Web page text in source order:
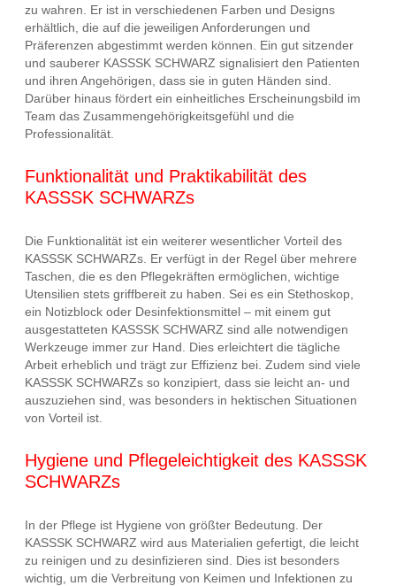
zu wahren. Er ist in verschiedenen Farben und Designs
erhältlich, die auf die jeweiligen Anforderungen und
Präferenzen abgestimmt werden können. Ein gut sitzender
und sauberer KASSSK SCHWARZ signalisiert den Patienten
und ihren Angehörigen, dass sie in guten Händen sind.
Darüber hinaus fördert ein einheitliches Erscheinungsbild im
Team das Zusammengehörigkeitsgefühl und die
Professionalität.
Funktionalität und Praktikabilität des
KASSSK SCHWARZs
Die Funktionalität ist ein weiterer wesentlicher Vorteil des
KASSSK SCHWARZs. Er verfügt in der Regel über mehrere
Taschen, die es den Pflegekräften ermöglichen, wichtige
Utensilien stets griffbereit zu haben. Sei es ein Stethoskop,
ein Notizblock oder Desinfektionsmittel – mit einem gut
ausgestatteten KASSSK SCHWARZ sind alle notwendigen
Werkzeuge immer zur Hand. Dies erleichtert die tägliche
Arbeit erheblich und trägt zur Effizienz bei. Zudem sind viele
KASSSK SCHWARZs so konzipiert, dass sie leicht an- und
auszuziehen sind, was besonders in hektischen Situationen
von Vorteil ist.
Hygiene und Pflegeleichtigkeit des KASSSK
SCHWARZs
In der Pflege ist Hygiene von größter Bedeutung. Der
KASSSK SCHWARZ wird aus Materialien gefertigt, die leicht
zu reinigen und zu desinfizieren sind. Dies ist besonders
wichtig, um die Verbreitung von Keimen und Infektionen zu